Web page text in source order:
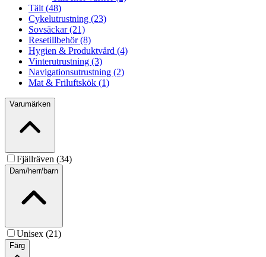
Tält (48)
Cykelutrustning (23)
Sovsäckar (21)
Resetillbehör (8)
Hygien & Produktvård (4)
Vinterutrustning (3)
Navigationsutrustning (2)
Mat & Friluftskök (1)
Varumärken
Fjällräven (34)
Dam/herr/barn
Unisex (21)
Färg